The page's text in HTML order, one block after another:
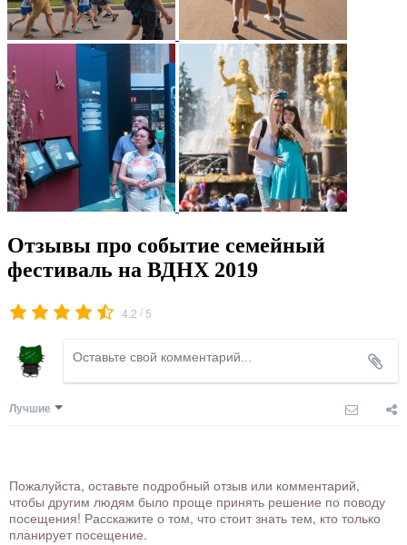
Отзывы про событие семейный
фестиваль на ВДНХ 2019
4.2 / 5
Лучшие
Пожалуйста, оставьте подробный отзыв или комментарий,
чтобы другим людям было проще принять решение по поводу
посещения! Расскажите о том, что стоит знать тем, кто только
планирует посещение.